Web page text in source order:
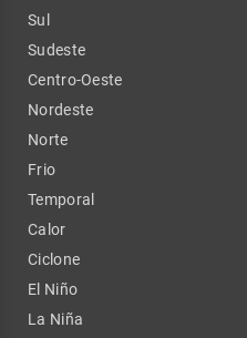
Sul
Sudeste
Centro-Oeste
Nordeste
Norte
Frio
Temporal
Calor
Ciclone
El Niño
La Niña